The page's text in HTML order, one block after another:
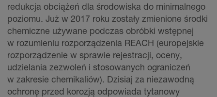
redukcja obciążeń dla środowiska do minimalnego
poziomu. Już w 2017 roku zostały zmienione środki
chemiczne używane podczas obróbki wstępnej
w rozumieniu rozporządzenia REACH (europejskie
rozporządzenie w sprawie rejestracji, oceny,
udzielania zezwoleń i stosowanych ograniczeń
w zakresie chemikaliów). Dzisiaj za niezawodną
ochronę przed korozją odpowiada tytanowy